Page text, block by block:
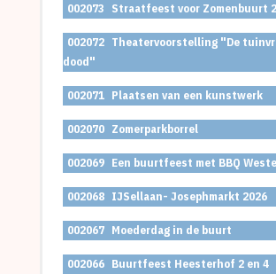
002073 Straatfeest voor Zomenbuurt
002072 Theatervoorstelling "De
dood"
002071 Plaatsen van een kunstwerk
002070 Zomerparkborrel
002069 Een buurtfeest met BBQ
002068 IJSellaan- Josephmarkt 2026
002067 Moederdag in de buurt
002066 Buurtfeest Heesterhof 2 en 4